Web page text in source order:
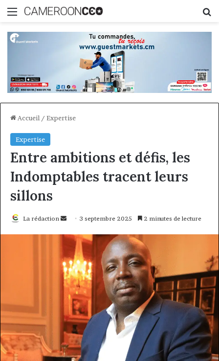
Menu
Accueil / Expertise
Expertise
Entre ambitions et défis, les
Indomptables tracent leurs
sillons
La rédaction
Envoyer
courriel
3 septembre 2025 2 minutes de lecture